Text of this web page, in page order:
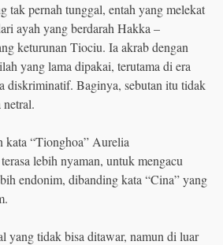
tak pernah tunggal, entah yang melekat
ayah yang berdarah Hakka –
keturunan Tiociu. Ia akrab dengan
yang lama dipakai, terutama di era
diskriminatif. Baginya, sebutan itu tidak
kata “Tionghoa” Aurelia
lebih nyaman, untuk mengacu
endonim, dibanding kata “Cina” yang
yang tidak bisa ditawar, namun di luar